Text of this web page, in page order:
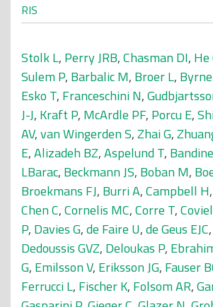
RIS
Stolk L, Perry JRB,Chasman DI, He
Sulem P, Barbalic M, Broer L,
Esko T, Franceschini N,
J-J, Kraft P, McArdle PF, Porcu E,
AV,van Wingerden S,Zhai G,
E,Alizadeh BZ,Aspelund T,
LBarac, Beckmann JS, Boban M,
Broekmans FJ, Burri A,Campbell H,
Chen C,Cornelis MC,Corre T,
P, Davies G,de Faire U,de Geus EJC,
Dedoussis GVZ, Deloukas P,
G, Emilsson V, Eriksson JG, Fauser
Ferrucci L, Fischer K, Folsom AR,